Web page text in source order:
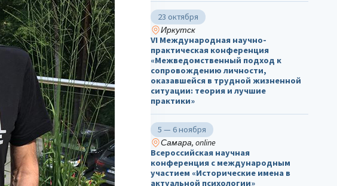
23 октября
Иркутск
VI Международная научно-
практическая конференция
«Межведомственный подход к
сопровождению личности,
оказавшейся в трудной жизненной
ситуации: теория и лучшие
практики»
5 — 6 ноября
Самара, online
Всероссийская научная
конференция с международным
участием «Исторические имена в
актуальной психологии»